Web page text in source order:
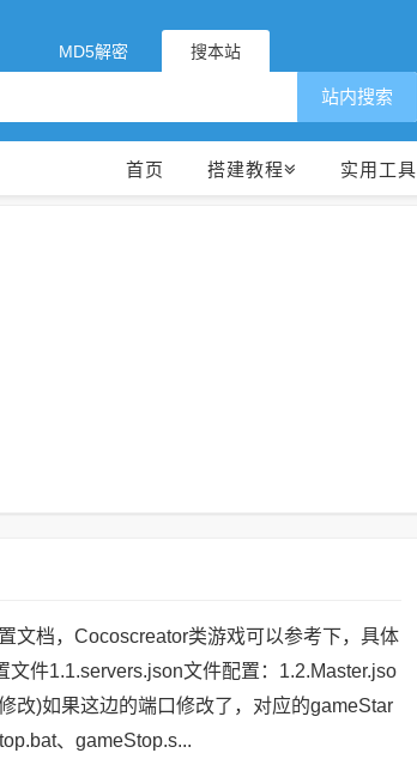
MD5解密 搜本站
站内搜索
首页 搭建教程 实用工具
文档，Cocoscreator类游戏可以参考下，具体
文件1.1.servers.json文件配置：1.2.Master.jso
改)如果这边的端口修改了，对应的gameStar
、gameStop.s...